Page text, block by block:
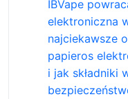
IBVape
elektroniczna
najciekawsze
papieros
i jak składniki